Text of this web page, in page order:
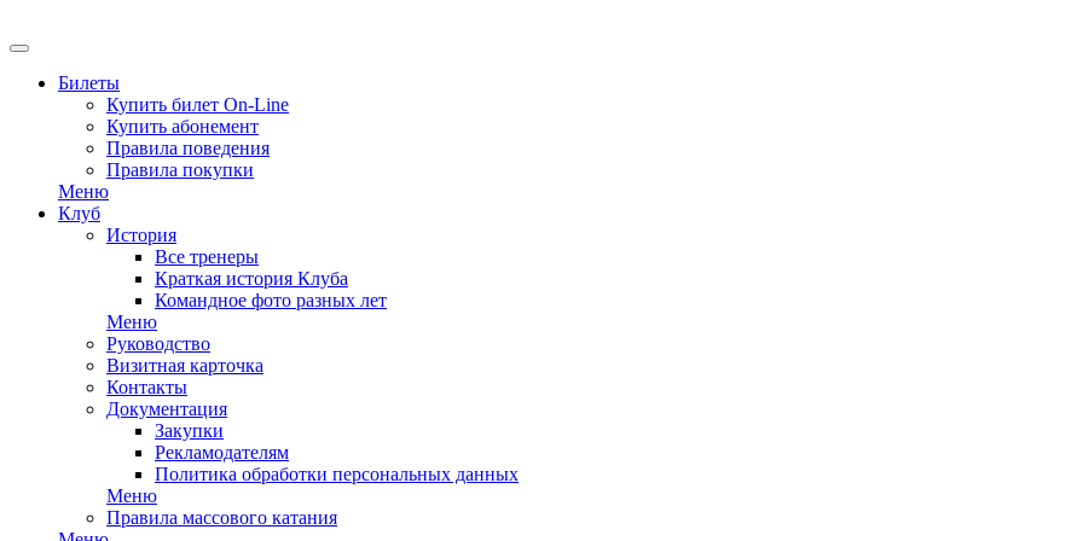
Билеты
Купить билет On-Line
Купить абонемент
Правила поведения
Правила покупки
Меню
Клуб
История
Все тренеры
Краткая история Клуба
Командное фото разных лет
Меню
Руководство
Визитная карточка
Контакты
Документация
Закупки
Рекламодателям
Политика обработки персональных данных
Меню
Правила массового катания